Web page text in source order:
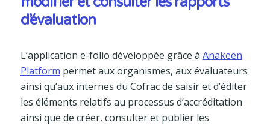
d’évaluation
L’application e-folio développée grâce à Anakeen
Platform permet aux organismes, aux évaluateurs
ainsi qu’aux internes du Cofrac de saisir et d’éditer
les éléments relatifs au processus d’accréditation
ainsi que de créer, consulter et publier les